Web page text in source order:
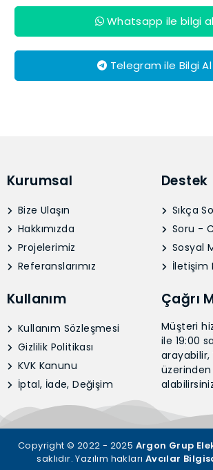
Whatsapp ile bilgi al
Telegram ile Bilgi Al
Kurumsal
Bize Ulaşın
Hakkımızda
Projelerimiz
Referanslarımız
Destek
Sıkça
Soru -
Sosyal
İletişim
Kullanım
Kullanım Sözleşmesi
Gizlilik Politikası
KVK Kanunu
İptal, İade, Değişim
Çağrı
Müşteri
ile 19:00
Copyright © 2022 - 2025 Argon Grup
saklıdır. Yazılım hakları Avcılar